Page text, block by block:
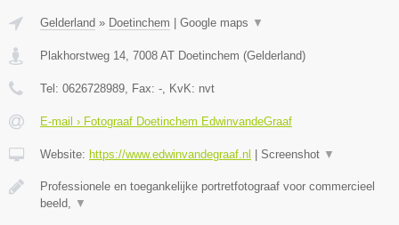
Gelderland » Doetinchem Google maps ▼
Plakhorstweg 14 7008 AT Doetinchem (Gelderland)
Tel: 0626728989 , Fax: - , KvK: nvt
E-mail › Fotograaf Doetinchem EdwinvandeGraaf
Website: https://www.edwinvandegraaf.nl Screenshot ▼
Professionele en toegankelijke portretfotograaf voor commercieel
beeld,
▼